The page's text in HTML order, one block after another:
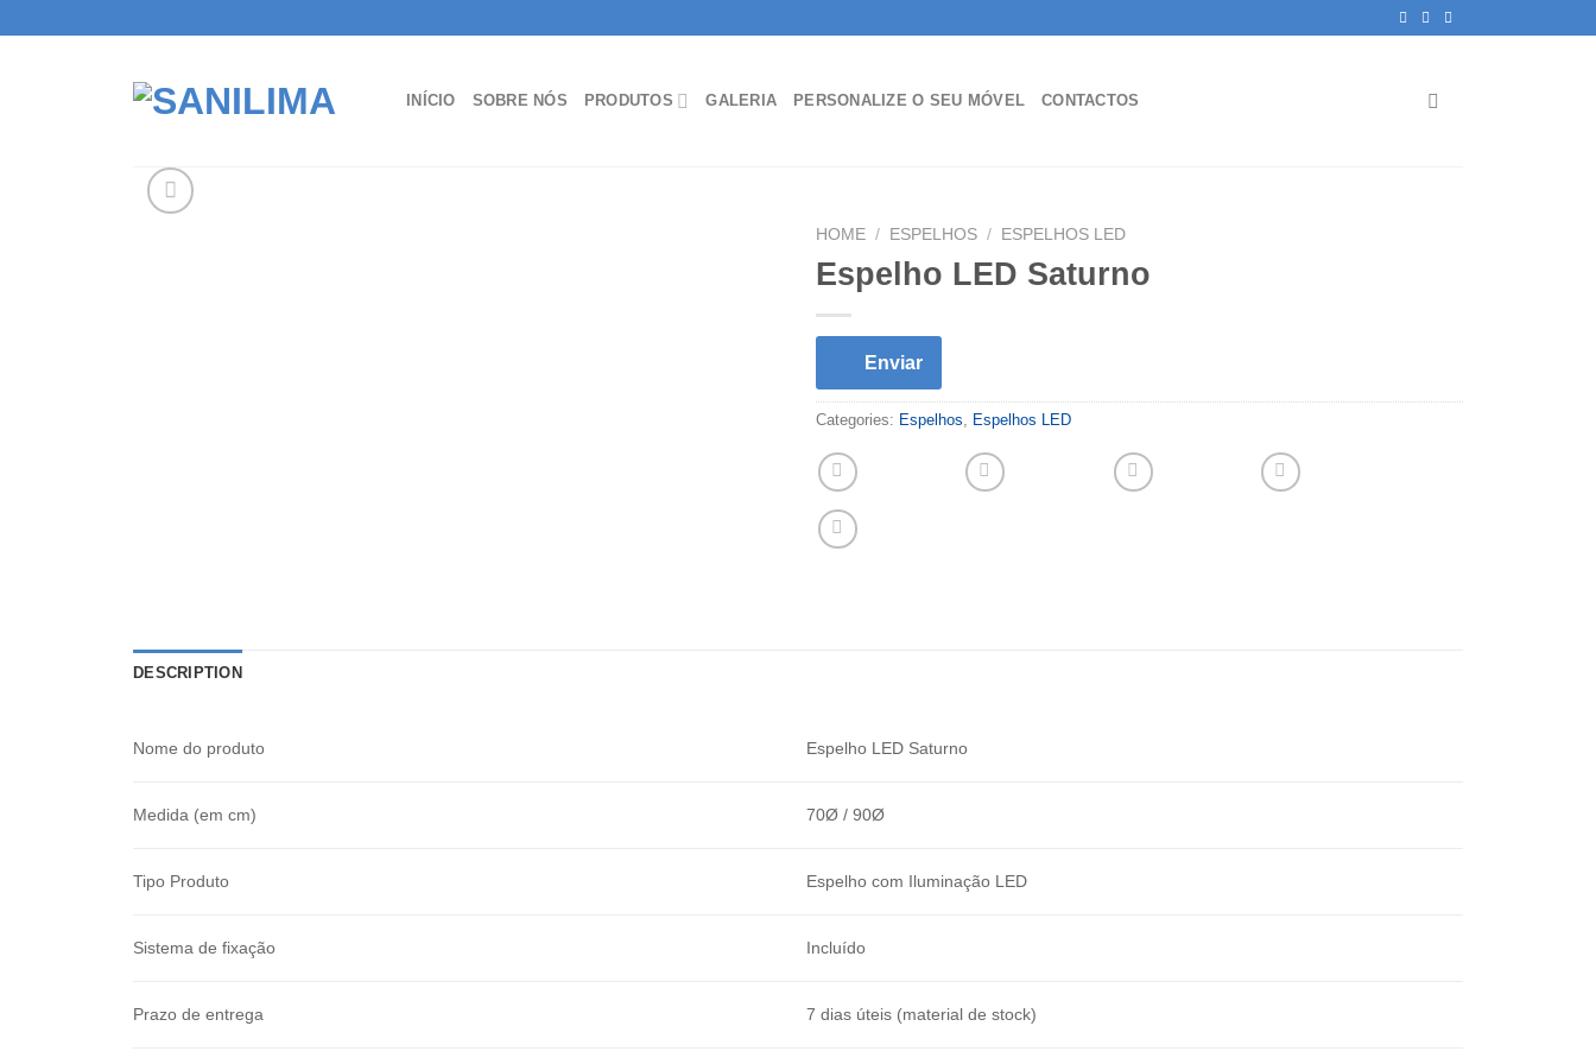
INÍCIO SOBRE NÓS PRODUTOS GALERIA PERSONALIZE O SEU MÓVEL CONTACTOS
HOME / ESPELHOS / ESPELHOS LED
Espelho LED Saturno
Enviar
Categories: Espelhos Espelhos LED
DESCRIPTION
Nome do produto Espelho LED Saturno
Medida (em cm) 70Ø / 90Ø
Tipo Produto Espelho com Iluminação LED
Sistema de fixação Incluído
Prazo de entrega 7 dias úteis (material de stock)